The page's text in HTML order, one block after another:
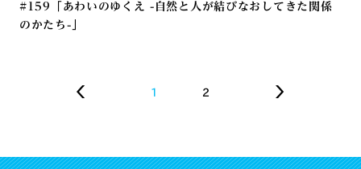
#159「あわいのゆくえ -自然と人が結びなおしてきた関係
のかたち-」
1 2